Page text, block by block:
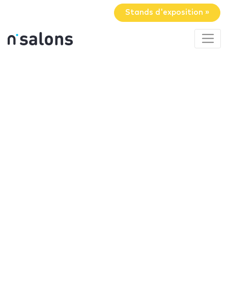
Stands d'exposition »